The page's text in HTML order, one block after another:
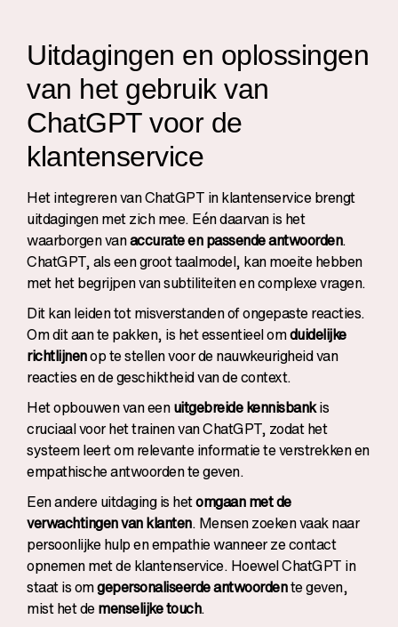
Uitdagingen en oplossingen
van het gebruik van
ChatGPT voor de
klantenservice
Het integreren van ChatGPT in klantenservice brengt
uitdagingen met zich mee. Eén daarvan is het
waarborgen vanaccurate en passende antwoorden.
ChatGPT, als een groot taalmodel, kan moeite hebben
met het begrijpen van subtiliteiten en complexe vragen.
Dit kan leiden tot misverstanden of ongepaste reacties.
Om dit aan te pakken, is het essentieel omduidelijke
richtlijnenop te stellen voor de nauwkeurigheid van
reacties en de geschiktheid van de context.
Het opbouwen van eenuitgebreide kennisbankis
cruciaal voor het trainen van ChatGPT, zodat het
systeem leert om relevante informatie te verstrekken en
empathische antwoorden te geven.
Een andere uitdaging is hetomgaan met de
verwachtingen van klanten. Mensen zoeken vaak naar
persoonlijke hulp en empathie wanneer ze contact
opnemen met de klantenservice. Hoewel ChatGPT in
staat is omgepersonaliseerde antwoordente geven,
mist het demenselijke touch.